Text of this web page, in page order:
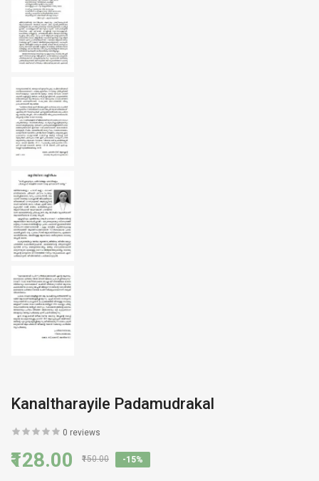
Kanaltharayile Padamudrakal
0 reviews
₹128.00 ₹150.00 -15%